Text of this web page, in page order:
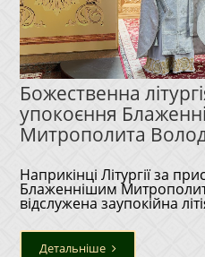
Божественна
упокоєння
Митрополита
Наприкінці Літургії за
Блаженнішим
відслужена заупокійна
Детальніше